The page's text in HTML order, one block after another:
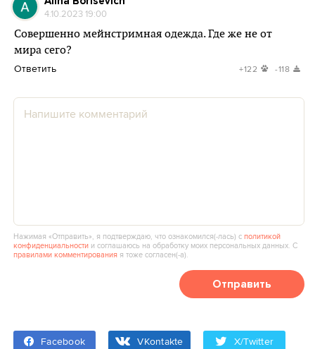
4.10.2023 19:00
Совершенно мейнстримная одежда. Где же не от
мира сего?
Ответить +122 -118
Нажимая «Отправить», я подтверждаю, что ознакомился(‑лась) сполитикой
конфиденциальности и соглашаюсь на обработку моих персональных данных. С
правилами комментирования я тоже согласен(‑а).
Отправить
Facebook VKontakte X/Twitter